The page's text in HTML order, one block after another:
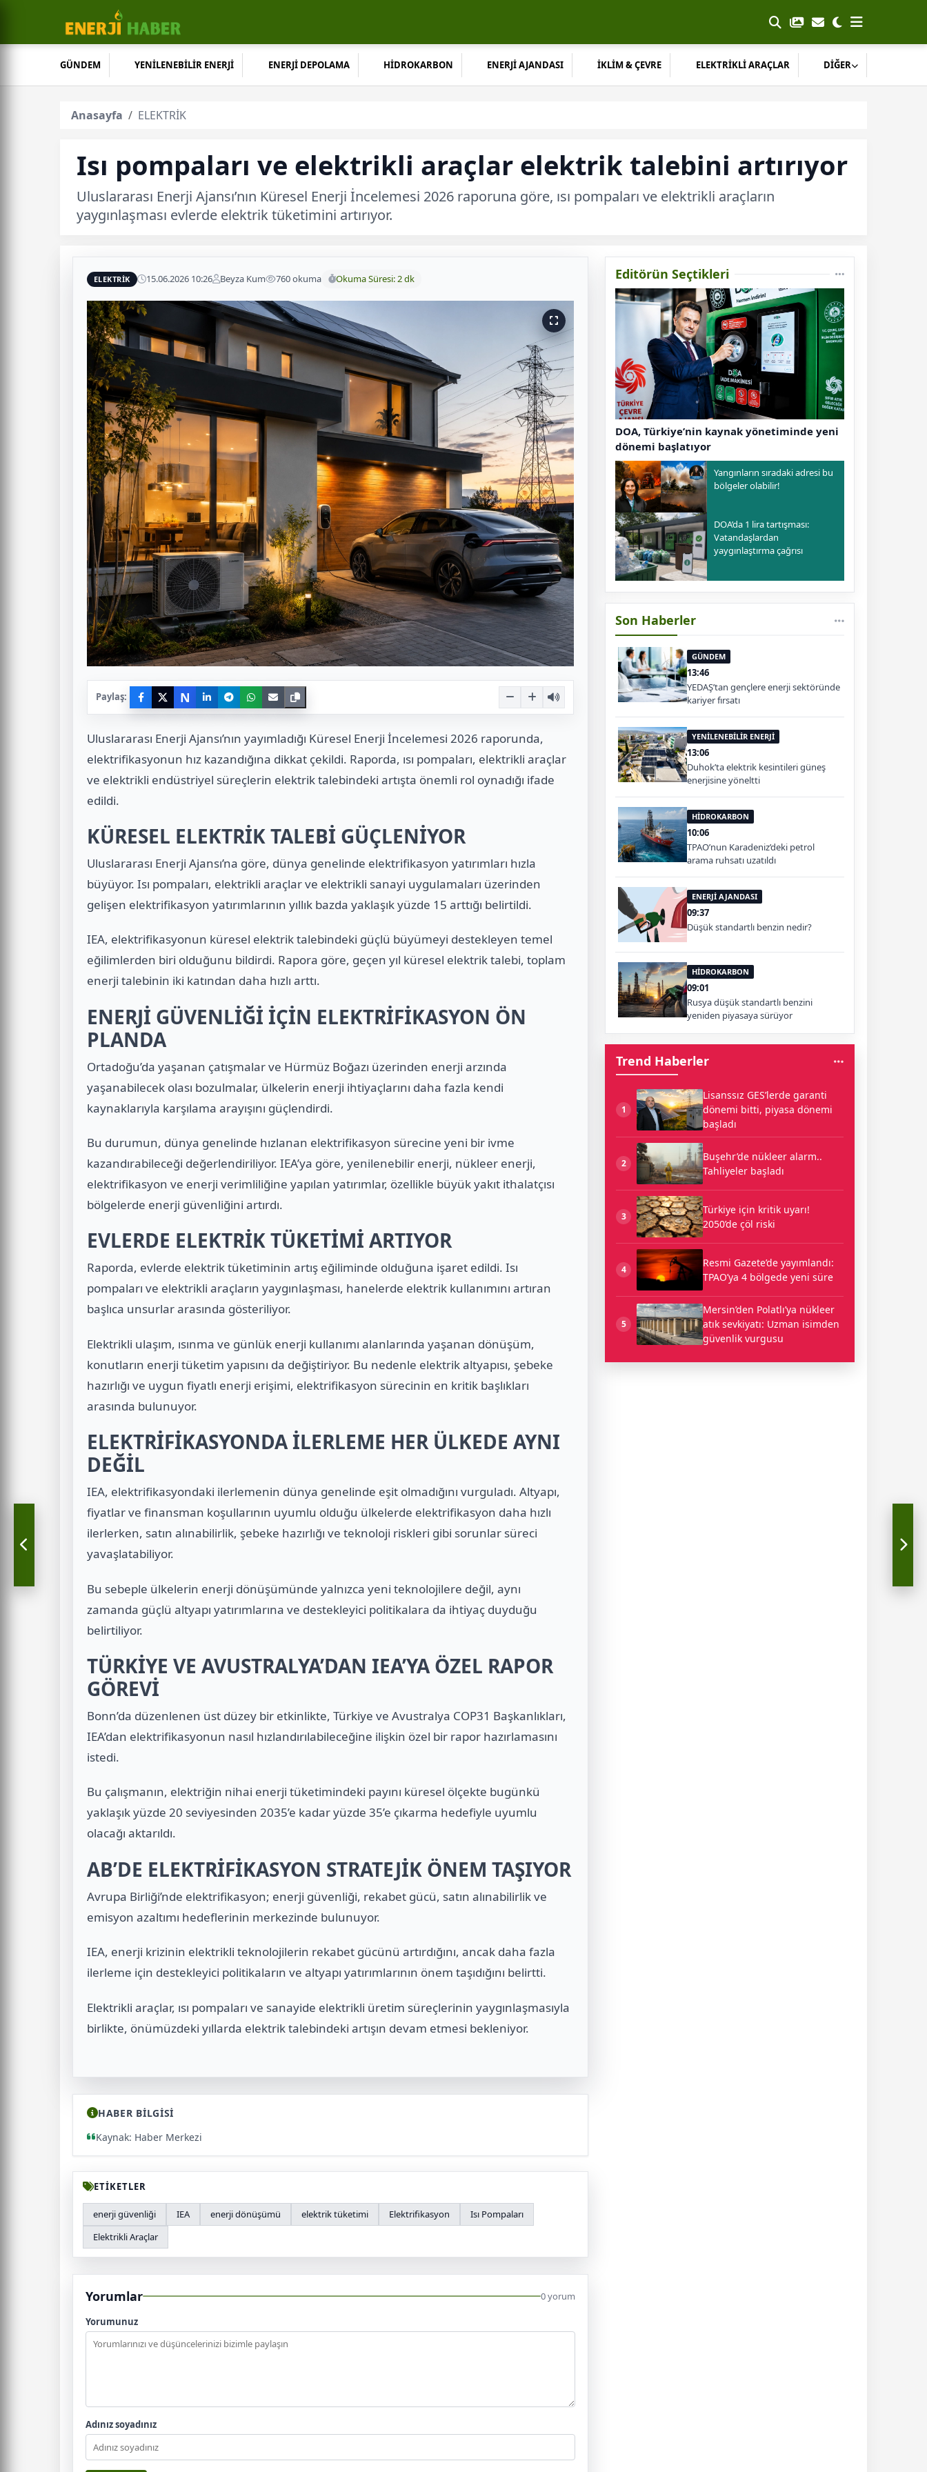
GÜNDEM YENİLENEBİLİR ENERJİ ENERJİ DEPOLAMA HİDROKARBON ENERJİ AJANDASI İKLİM & ÇEVRE ELEKTRİKLİ ARAÇLAR DİĞER
Anasayfa ELEKTRİK
Isı pompaları ve elektrikli araçlar elektrik talebini artırıyor
Uluslararası Enerji Ajansı’nın Küresel Enerji İncelemesi 2026 raporuna göre, ısı pompaları ve elektrikli araçların
yaygınlaşması evlerde elektrik tüketimini artırıyor.
ELEKTRİK 15.06.2026 10:26 Beyza Kum 760 okuma Okuma Süresi: 2 dk
Paylaş: N
Uluslararası Enerji Ajansı’nın yayımladığı Küresel Enerji İncelemesi 2026 raporunda,
elektrifikasyonun hız kazandığına dikkat çekildi. Raporda, ısı pompaları, elektrikli araçlar
ve elektrikli endüstriyel süreçlerin elektrik talebindeki artışta önemli rol oynadığı ifade
edildi.
KÜRESEL ELEKTRİK TALEBİ GÜÇLENİYOR
Uluslararası Enerji Ajansı’na göre, dünya genelinde elektrifikasyon yatırımları hızla
büyüyor. Isı pompaları, elektrikli araçlar ve elektrikli sanayi uygulamaları üzerinden
gelişen elektrifikasyon yatırımlarının yıllık bazda yaklaşık yüzde 15 arttığı belirtildi.
IEA, elektrifikasyonun küresel elektrik talebindeki güçlü büyümeyi destekleyen temel
eğilimlerden biri olduğunu bildirdi. Rapora göre, geçen yıl küresel elektrik talebi, toplam
enerji talebinin iki katından daha hızlı arttı.
ENERJİ GÜVENLİĞİ İÇİN ELEKTRİFİKASYON ÖN
PLANDA
Ortadoğu’da yaşanan çatışmalar ve Hürmüz Boğazı üzerinden enerji arzında
yaşanabilecek olası bozulmalar, ülkelerin enerji ihtiyaçlarını daha fazla kendi
kaynaklarıyla karşılama arayışını güçlendirdi.
Bu durumun, dünya genelinde hızlanan elektrifikasyon sürecine yeni bir ivme
kazandırabileceği değerlendiriliyor. IEA’ya göre, yenilenebilir enerji, nükleer enerji,
elektrifikasyon ve enerji verimliliğine yapılan yatırımlar, özellikle büyük yakıt ithalatçısı
bölgelerde enerji güvenliğini artırdı.
EVLERDE ELEKTRİK TÜKETİMİ ARTIYOR
Raporda, evlerde elektrik tüketiminin artış eğiliminde olduğuna işaret edildi. Isı
pompaları ve elektrikli araçların yaygınlaşması, hanelerde elektrik kullanımını artıran
başlıca unsurlar arasında gösteriliyor.
Elektrikli ulaşım, ısınma ve günlük enerji kullanımı alanlarında yaşanan dönüşüm,
konutların enerji tüketim yapısını da değiştiriyor. Bu nedenle elektrik altyapısı, şebeke
hazırlığı ve uygun fiyatlı enerji erişimi, elektrifikasyon sürecinin en kritik başlıkları
arasında bulunuyor.
ELEKTRİFİKASYONDA İLERLEME HER ÜLKEDE AYNI
DEĞİL
IEA, elektrifikasyondaki ilerlemenin dünya genelinde eşit olmadığını vurguladı. Altyapı,
fiyatlar ve finansman koşullarının uyumlu olduğu ülkelerde elektrifikasyon daha hızlı
ilerlerken, satın alınabilirlik, şebeke hazırlığı ve teknoloji riskleri gibi sorunlar süreci
yavaşlatabiliyor.
Bu sebeple ülkelerin enerji dönüşümünde yalnızca yeni teknolojilere değil, aynı
zamanda güçlü altyapı yatırımlarına ve destekleyici politikalara da ihtiyaç duyduğu
belirtiliyor.
TÜRKİYE VE AVUSTRALYA’DAN IEA’YA ÖZEL RAPOR
GÖREVİ
Bonn’da düzenlenen üst düzey bir etkinlikte, Türkiye ve Avustralya COP31 Başkanlıkları,
IEA’dan elektrifikasyonun nasıl hızlandırılabileceğine ilişkin özel bir rapor hazırlamasını
istedi.
Bu çalışmanın, elektriğin nihai enerji tüketimindeki payını küresel ölçekte bugünkü
yaklaşık yüzde 20 seviyesinden 2035’e kadar yüzde 35’e çıkarma hedefiyle uyumlu
olacağı aktarıldı.
AB’DE ELEKTRİFİKASYON STRATEJİK ÖNEM TAŞIYOR
Avrupa Birliği’nde elektrifikasyon; enerji güvenliği, rekabet gücü, satın alınabilirlik ve
emisyon azaltımı hedeflerinin merkezinde bulunuyor.
IEA, enerji krizinin elektrikli teknolojilerin rekabet gücünü artırdığını, ancak daha fazla
ilerleme için destekleyici politikaların ve altyapı yatırımlarının önem taşıdığını belirtti.
Elektrikli araçlar, ısı pompaları ve sanayide elektrikli üretim süreçlerinin yaygınlaşmasıyla
birlikte, önümüzdeki yıllarda elektrik talebindeki artışın devam etmesi bekleniyor.
HABER BİLGİSİ
Kaynak: Haber Merkezi
ETİKETLER
enerji güvenliği IEA enerji dönüşümü elektrik tüketimi Elektrifikasyon
Isı Pompaları
Elektrikli Araçlar
Yorumlar 0 yorum
Yorumunuz
Adınız soyadınız
Editörün Seçtikleri
DOA, Türkiye’nin kaynak yönetiminde yeni
dönemi başlatıyor
Yangınların sıradaki adresi bu
bölgeler olabilir!
DOA’da 1 lira tartışması:
Vatandaşlardan
yaygınlaştırma çağrısı
Son Haberler
GÜNDEM
13:46
YEDAŞ’tan gençlere enerji sektöründe
kariyer fırsatı
YENİLENEBİLİR ENERJİ
13:06
Duhok’ta elektrik kesintileri güneş
enerjisine yöneltti
HİDROKARBON
10:06
TPAO’nun Karadeniz’deki petrol
arama ruhsatı uzatıldı
ENERJİ AJANDASI
09:37
Düşük standartlı benzin nedir?
HİDROKARBON
09:01
Rusya düşük standartlı benzini
yeniden piyasaya sürüyor
Trend Haberler
1
Lisanssız GES’lerde garanti
dönemi bitti, piyasa dönemi
başladı
2
Buşehr’de nükleer alarm..
Tahliyeler başladı
3
Türkiye için kritik uyarı!
2050’de çöl riski
4
Resmi Gazete’de yayımlandı:
TPAO’ya 4 bölgede yeni süre
5
Mersin’den Polatlı’ya nükleer
atık sevkiyatı: Uzman isimden
güvenlik vurgusu